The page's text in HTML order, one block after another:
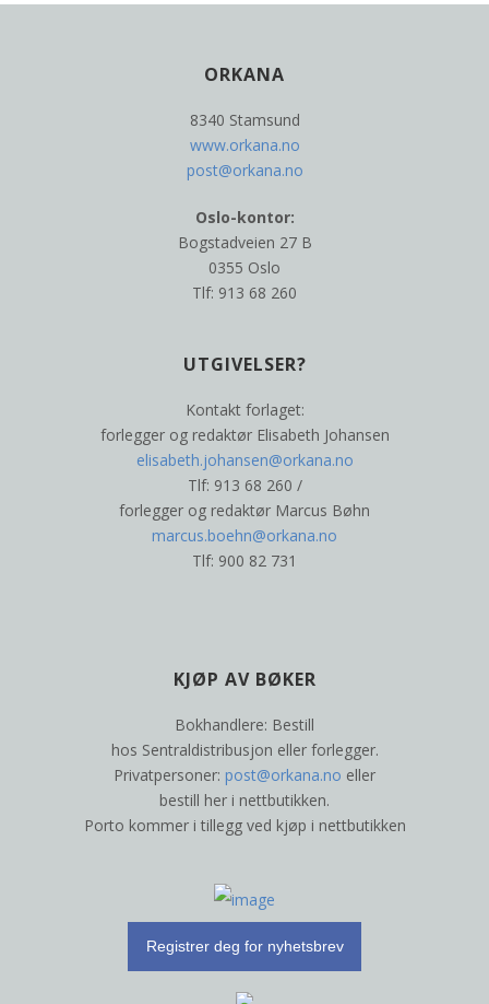
ORKANA
8340 Stamsund
www.orkana.no
post@orkana.no
Oslo-kontor:
Bogstadveien 27 B
0355 Oslo
Tlf: 913 68 260
UTGIVELSER?
Kontakt forlaget:
forlegger og redaktør Elisabeth Johansen
elisabeth.johansen@orkana.no
Tlf: 913 68 260 /
forlegger og redaktør Marcus Bøhn
marcus.boehn@orkana.no
Tlf: 900 82 731
KJØP AV BØKER
Bokhandlere: Bestill
hos Sentraldistribusjon eller forlegger.
Privatpersoner: post@orkana.no eller
bestill her i nettbutikken.
Porto kommer i tillegg ved kjøp i nettbutikken
Registrer deg for nyhetsbrev